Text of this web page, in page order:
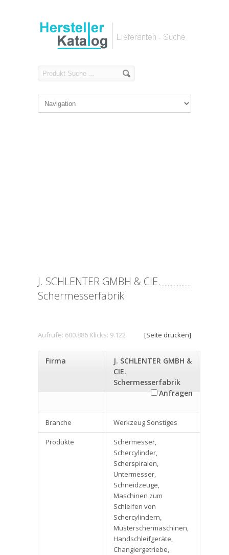
J. SCHLENTER GMBH & CIE.
Schermesserfabrik
Aufrufe: 600.886 Klicks: 9.122 [Seite drucken]
Firma
J. SCHLENTER GMBH &
CIE.
Schermesserfabrik
Anfragen
Branche Werkzeug Sonstiges
Produkte
Schermesser,
Schercylinder,
Scherspiralen,
Untermesser,
Schneidzeuge,
Maschinen zum
Schleifen von
Schercylindern,
Musterschermaschinen,
Handschleifgeräte,
Changiergetriebe,